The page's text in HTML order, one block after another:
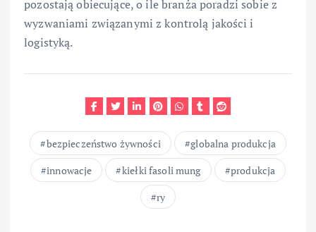
pozostają obiecujące, o ile branża poradzi sobie z
wyzwaniami związanymi z kontrolą jakości i
logistyką.
bezpieczeństwo żywności
globalna produkcja
innowacje
kiełki fasoli mung
produkcja
ry